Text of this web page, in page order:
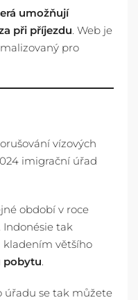
umožňují
při příjezdu. Web je
pro
vízových
imigrační úřad
období v roce
Indonésie tak
kladením většího
pobytu.
úřadu se tak můžete